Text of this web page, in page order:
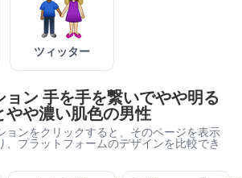
ツィッター
ン 手を手を繋いでやや明る
やや濃い肌色の男性
ョンをクリックすると、そのページを表示
、プラットフォームのデザインを比較でき